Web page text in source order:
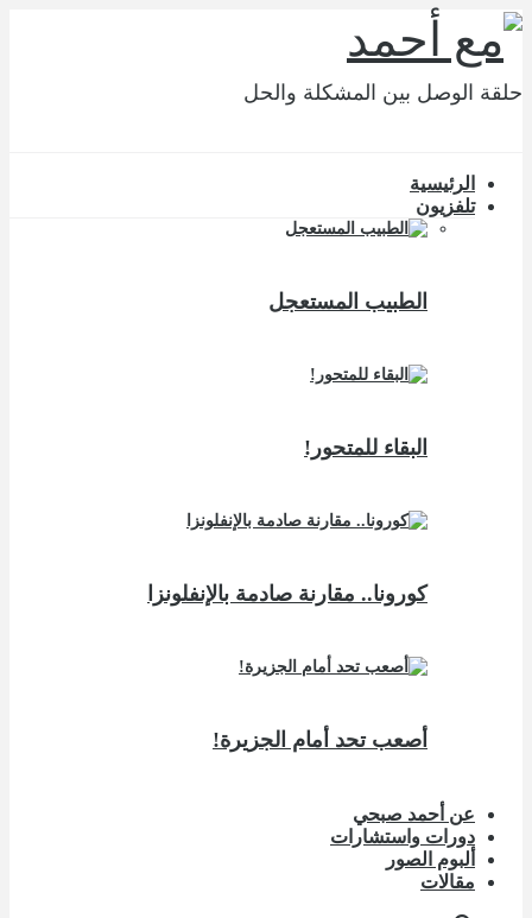
حلقة الوصل بين المشكلة والحل
الرئيسية
تلفزيون
الطبيب المستعجل
البقاء للمتحور!
كورونا.. مقارنة صادمة بالإنفلونزا
أصعب تحد أمام الجزيرة!
عن أحمد صبحي
دورات واستشارات
ألبوم الصور
مقالات